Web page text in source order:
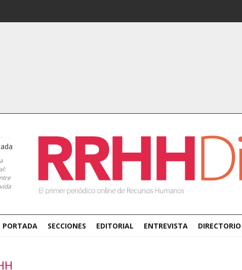
PORTADA SECCIONES EDITORIAL ENTREVISTA DIRECTORIO